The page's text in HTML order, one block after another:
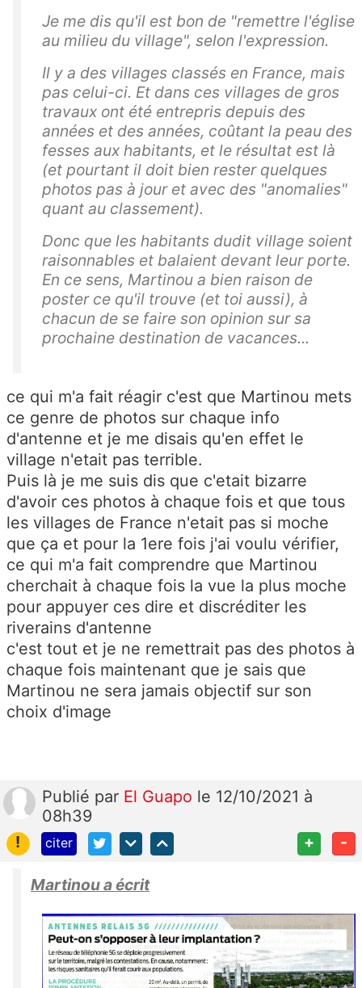
Je me dis qu'il est bon de "remettre l'église
au milieu du village", selon l'expression.
Il y a des villages classés en France, mais
pas celui-ci. Et dans ces villages de gros
travaux ont été entrepris depuis des
années et des années, coûtant la peau des
fesses aux habitants, et le résultat est là
(et pourtant il doit bien rester quelques
photos pas à jour et avec des "anomalies"
quant au classement).
Donc que les habitants dudit village soient
raisonnables et balaient devant leur porte.
En ce sens, Martinou a bien raison de
poster ce qu'il trouve (et toi aussi), à
chacun de se faire son opinion sur sa
prochaine destination de vacances...
ce qui m'a fait réagir c'est que Martinou mets
ce genre de photos sur chaque info
d'antenne et je me disais qu'en effet le
village n'etait pas terrible.
Puis là je me suis dis que c'etait bizarre
d'avoir ces photos à chaque fois et que tous
les villages de France n'etait pas si moche
que ça et pour la 1ere fois j'ai voulu vérifier,
ce qui m'a fait comprendre que Martinou
cherchait à chaque fois la vue la plus moche
pour appuyer ces dire et discréditer les
riverains d'antenne
c'est tout et je ne remettrait pas des photos à
chaque fois maintenant que je sais que
Martinou ne sera jamais objectif sur son
choix d'image
Publié par El Guapo le 12/10/2021 à
08h39
!
citer + -
Martinou a écrit